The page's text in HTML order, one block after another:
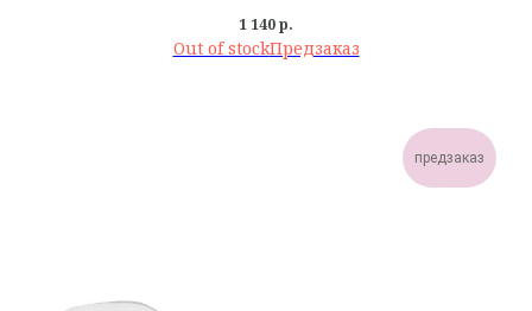
1 140р.
Out of stock
предзаказ